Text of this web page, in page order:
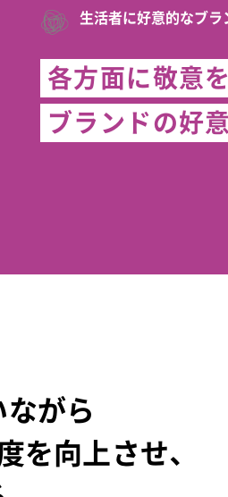
生活者に好意的なブ
各方面に敬意
ブランドの好
がら
を向上させ、